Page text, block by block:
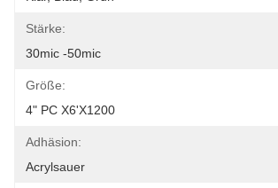
Stärke:
30mic -50mic
Größe:
4" PC X6'x1200
Adhäsion:
Acrylsauer